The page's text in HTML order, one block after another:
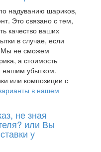
надуванию шариков,
Это связано с тем,
качество ваших
в случае, если
Мы не сможем
а стоимость
нашим убытком.
или композиции с
в нашем
не зная
или Вы
у